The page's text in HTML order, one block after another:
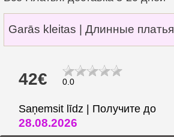
Garās kleitas | Длинные платья
42€ 0.0
Saņemsit līdz | Получите до
28.08.2026